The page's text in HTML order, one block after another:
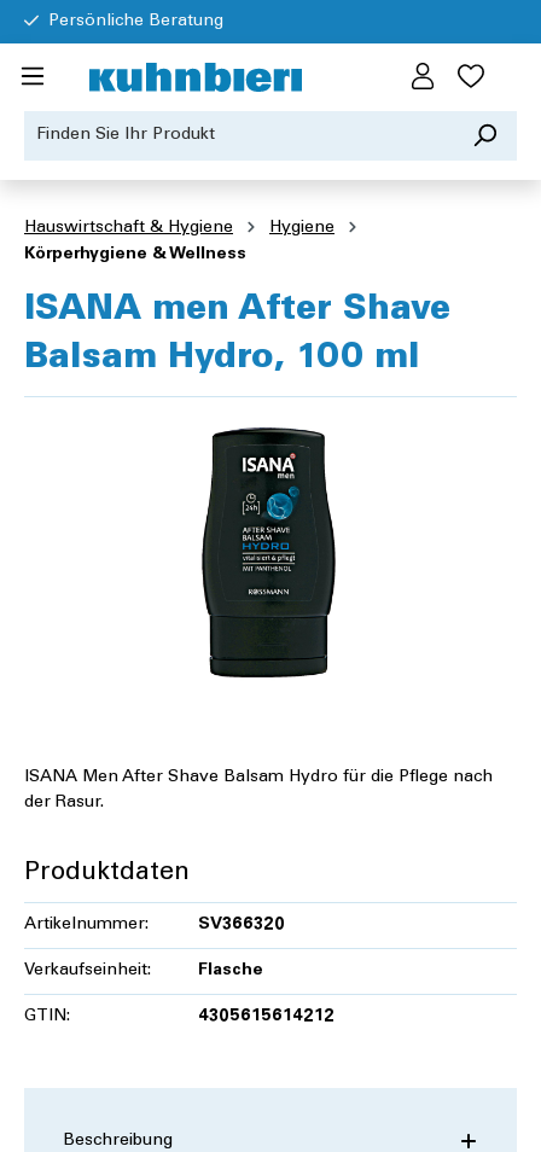
Persönliche Beratung
Hauswirtschaft & Hygiene
Hygiene
Körperhygiene & Wellness
ISANA men After Shave
Balsam Hydro, 100 ml
ISANA Men After Shave Balsam Hydro für die Pflege nach
der Rasur.
Produktdaten
Artikelnummer: SV366320
Verkaufseinheit: Flasche
GTIN: 4305615614212
Beschreibung